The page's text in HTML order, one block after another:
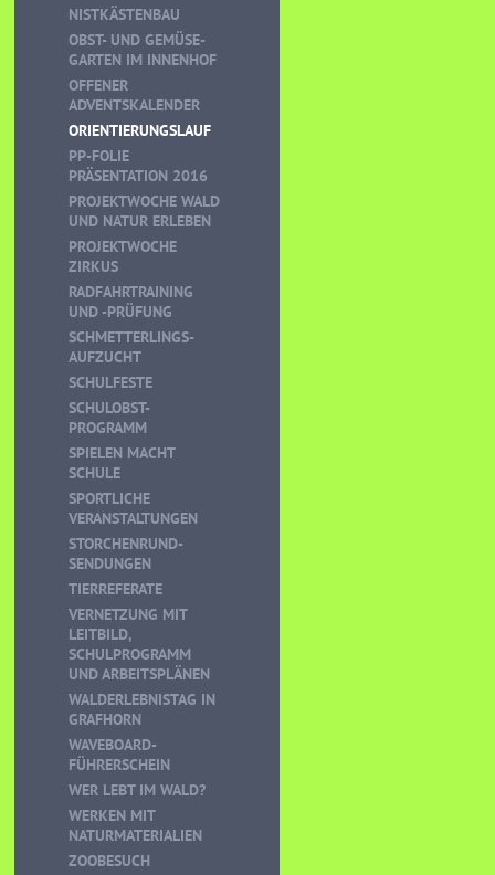
NISTKÄSTENBAU
OBST- UND GEMÜSE-
GARTEN IM INNENHOF
OFFENER
ADVENTSKALENDER
ORIENTIERUNGSLAUF
PP-FOLIE
PRÄSENTATION 2016
PROJEKTWOCHE WALD
UND NATUR ERLEBEN
PROJEKTWOCHE
ZIRKUS
RADFAHRTRAINING
UND -PRÜFUNG
SCHMETTERLINGS-
AUFZUCHT
SCHULFESTE
SCHULOBST-
PROGRAMM
SPIELEN MACHT
SCHULE
SPORTLICHE
VERANSTALTUNGEN
STORCHENRUND-
SENDUNGEN
TIERREFERATE
VERNETZUNG MIT
LEITBILD,
SCHULPROGRAMM
UND ARBEITSPLÄNEN
WALDERLEBNISTAG IN
GRAFHORN
WAVEBOARD-
FÜHRERSCHEIN
WER LEBT IM WALD?
WERKEN MIT
NATURMATERIALIEN
ZOOBESUCH